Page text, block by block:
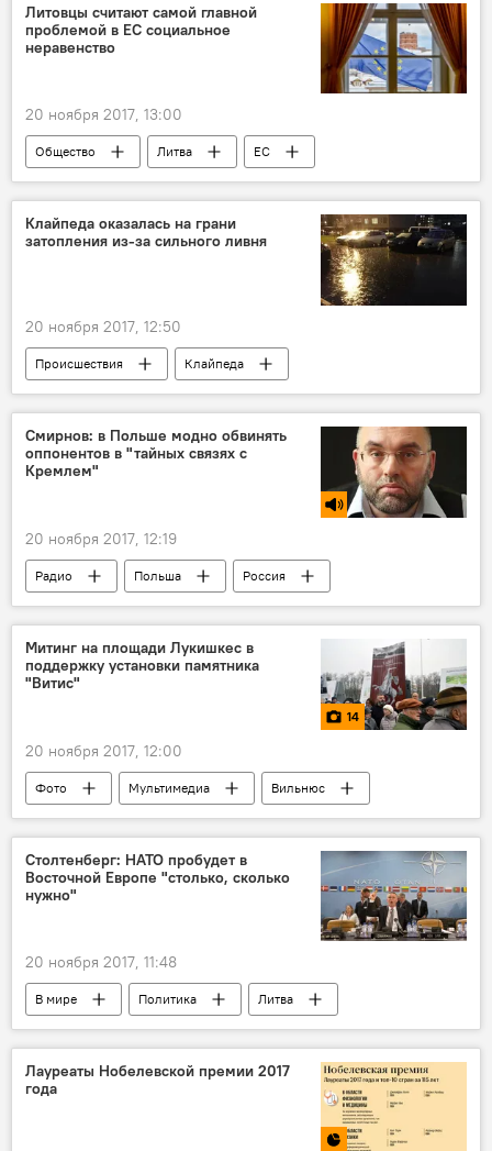
Литовцы считают самой главной
проблемой в ЕС социальное
неравенство
20 ноября 2017, 13:00
Общество Литва ЕС
Клайпеда оказалась на грани
затопления из-за сильного ливня
20 ноября 2017, 12:50
Происшествия
Клайпеда
Витаутас Грубляускас
Смирнов: в Польше модно обвинять
оппонентов в "тайных связях с
Кремлем"
20 ноября 2017, 12:19
Радио Польша Россия
Митинг на площади Лукишкес в
поддержку установки памятника
"Витис"
14
20 ноября 2017, 12:00
Фото Мультимедиа
Вильнюс
Спор о памятнике на площади Лукишкес
Столтенберг: НАТО пробудет в
Восточной Европе "столько, сколько
нужно"
20 ноября 2017, 11:48
В мире Политика
Литва
Россия
Латвия
Эстония
Польша
Восточная Европа
Прибалтика
войска
Лауреаты Нобелевской премии 2017
года